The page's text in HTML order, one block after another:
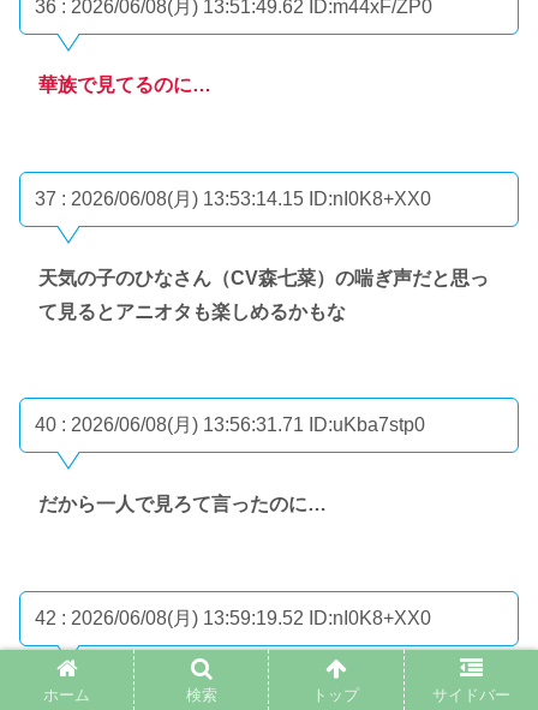
36 : 2026/06/08(月) 13:51:49.62 ID:m44xF/ZP0
華族で見てるのに…
37 : 2026/06/08(月) 13:53:14.15 ID:nI0K8+XX0
天気の子のひなさん（CV森七菜）の喘ぎ声だと思っ
て見るとアニオタも楽しめるかもな
40 : 2026/06/08(月) 13:56:31.71 ID:uKba7stp0
だから一人で見ろて言ったのに…
42 : 2026/06/08(月) 13:59:19.52 ID:nI0K8+XX0
>>40
ホーム 検索 トップ サイドバー